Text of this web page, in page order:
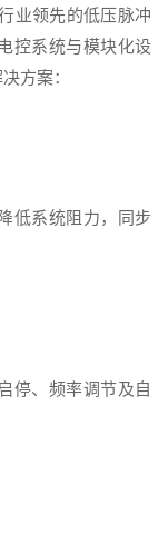
业领先的低压脉冲
控系统与模块化设
方案：
低系统阻力，同步
停、频率调节及自